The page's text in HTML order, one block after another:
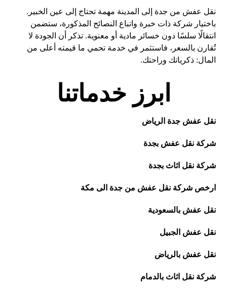
نقل عفش من جدة إلى المدينة مهمة تحتاج إلى عين الخبير.
باختيار شركة ذات خبرة واتباع النصائح المذكورة، ستضمن
انتقالًا سلسًا دون خسائر مادية أو معنوية. تذكر أن الجودة لا
تُقارن بالسعر، فاستثمر في خدمة تحمي ما قيمته أعلى من
المال: ذكرياتك وراحتك.
ابرز خدماتنا
نقل عفش جدة الرياض
شركة نقل عفش بجدة
شركة نقل اثاث بجدة
ارخص شركة نقل عفش من جدة الى مكة
نقل عفش بالسعودية
نقل عفش الجبيل
نقل عفش بالرياض
شركة نقل اثاث بالدمام